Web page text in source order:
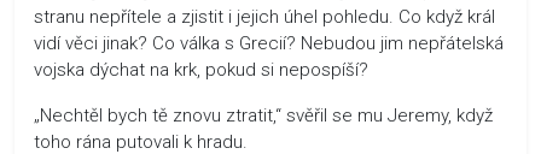
stranu nepřítele a zjistit i jejich úhel pohledu. Co když král
vidí věci jinak? Co válka s Grecií? Nebudou jim nepřátelská
vojska dýchat na krk, pokud si nepospíší?
„Nechtěl bych tě znovu ztratit,“ svěřil se mu Jeremy, když
toho rána putovali k hradu.